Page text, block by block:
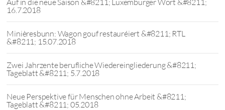
Auf in die neue Saison &#8211; Luxemburger Wort &#8211;
16.7.2018
Minièresbunn: Wagon gouf restauréiert &#8211; RTL
&#8211; 15.07.2018
Zwei Jahrzente berufliche Wiedereingliederung &#8211;
Tageblatt &#8211; 5.7.2018
Neue Perspektive für Menschen ohne Arbeit &#8211;
Tageblatt &#8211; 05.2018